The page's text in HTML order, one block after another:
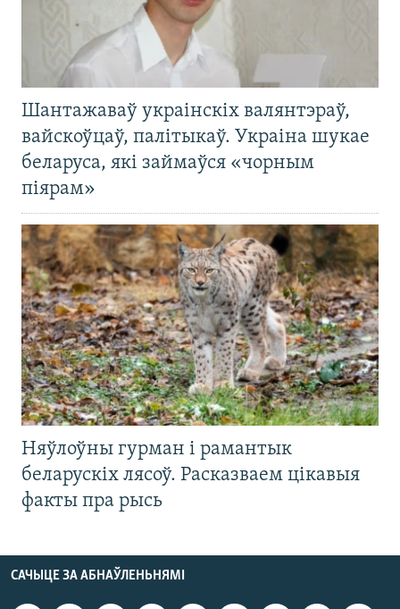
Шантажаваў украінскіх валянтэраў,
вайскоўцаў, палітыкаў. Украіна шукае
беларуса, які займаўся «чорным
піярам»
Няўлоўны гурман і рамантык
беларускіх лясоў. Расказваем цікавыя
факты пра рысь
САЧЫЦЕ ЗА АБНАЎЛЕНЬНЯМІ